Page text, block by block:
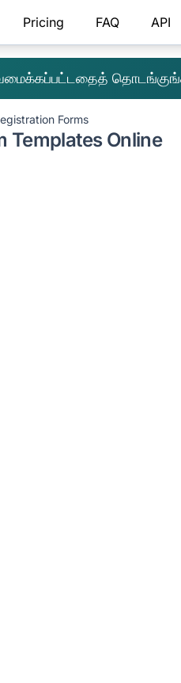
Pricing FAQ API
Forms
Templates Online